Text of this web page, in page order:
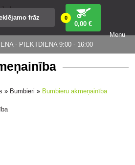
- PIEKTDIENA 9:00 - 16:00
0
0,00 €
Menu
» Bumbieri » Bumbieru akmeņainība